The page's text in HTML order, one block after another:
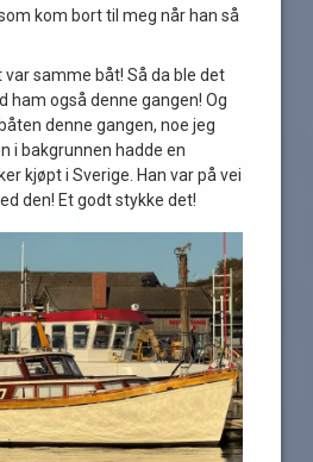
kom bort til meg når han så
var samme båt! Så da ble det
ham også denne gangen! Og
denne gangen, noe jeg
i bakgrunnen hadde en
kjøpt i Sverige. Han var på vei
den! Et godt stykke det!